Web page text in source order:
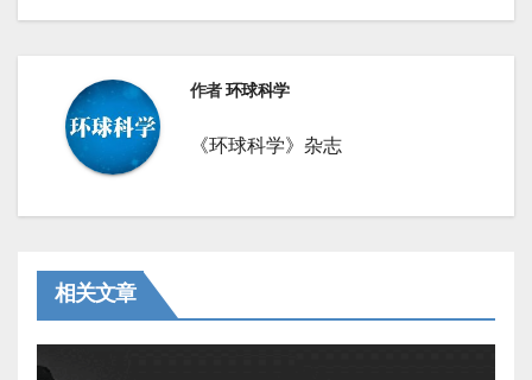
作者环球科学
《环球科学》杂志
相关文章